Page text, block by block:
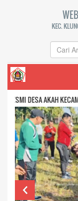
KEC.
AKAH KECAMATAN